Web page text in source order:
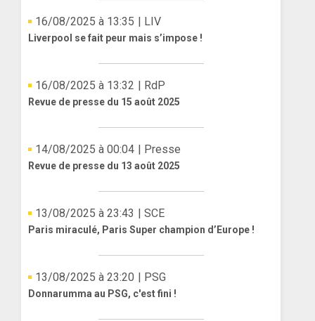
16/08/2025 à 13:35 | LIV
Liverpool se fait peur mais s’impose !
16/08/2025 à 13:32 | RdP
Revue de presse du 15 août 2025
14/08/2025 à 00:04 | Presse
Revue de presse du 13 août 2025
13/08/2025 à 23:43 | SCE
Paris miraculé, Paris Super champion d’Europe !
13/08/2025 à 23:20 | PSG
Donnarumma au PSG, c'est fini !